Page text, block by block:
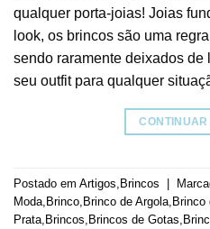
qualquer porta-joias! Joias
look, os brincos são uma
sendo raramente deixados de
seu outfit para qualquer
CONTINUAR
Postado em Artigos Brincos |
Moda Brinco Brinco de Argola Brinco
Prata Brincos Brincos de Gotas